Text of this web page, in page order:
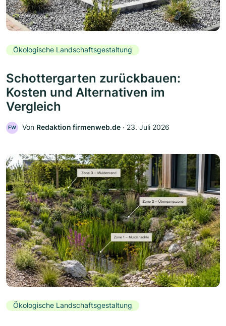
Ökologische Landschaftsgestaltung
Schottergarten zurückbauen:
Kosten und Alternativen im
Vergleich
FW Von Redaktion firmenweb.de ‧ 23. Juli 2026
Ökologische Landschaftsgestaltung